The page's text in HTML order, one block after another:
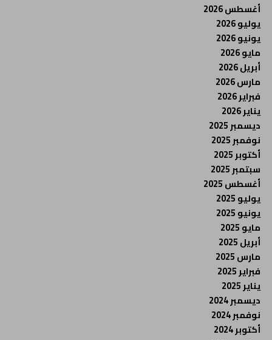
أغسطس 2026
يوليو 2026
يونيو 2026
مايو 2026
أبريل 2026
مارس 2026
فبراير 2026
يناير 2026
ديسمبر 2025
نوفمبر 2025
أكتوبر 2025
سبتمبر 2025
أغسطس 2025
يوليو 2025
يونيو 2025
مايو 2025
أبريل 2025
مارس 2025
فبراير 2025
يناير 2025
ديسمبر 2024
نوفمبر 2024
أكتوبر 2024